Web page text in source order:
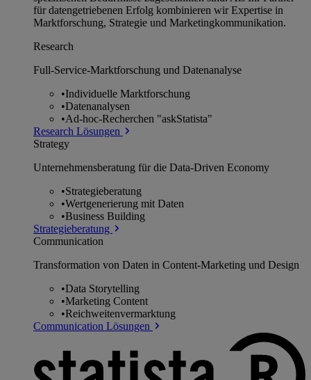
für datengetriebenen Erfolg kombinieren wir Expertise in
Marktforschung, Strategie und Marketingkommunikation.
Research
Full-Service-Marktforschung und Datenanalyse
•Individuelle Marktforschung
•Datenanalysen
•Ad-hoc-Recherchen "askStatista"
Research Lösungen
Strategy
Unternehmens­beratung für die Data-Driven Economy
•Strategieberatung
•Wertgenerierung mit Daten
•Business Building
Strategieberatung
Communication
Transformation von Daten in Content-Marketing und Design
•Data Storytelling
•Marketing Content
•Reichweitenvermarktung
Communication Lösungen